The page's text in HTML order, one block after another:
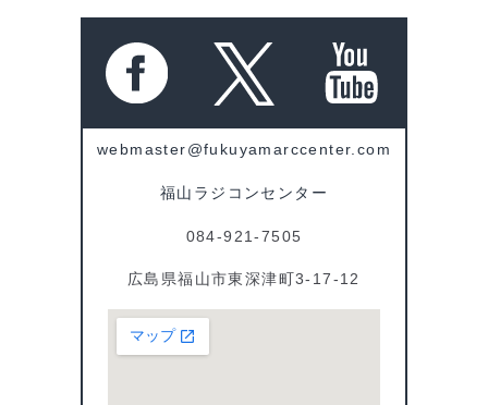
n
e
u
e
k
d
d
i
t
s
g
i
n
t
a
webmaster@fukuyamarccenter.com
福山ラジコンセンター
084-921-7505
広島県福山市東深津町3-17-12